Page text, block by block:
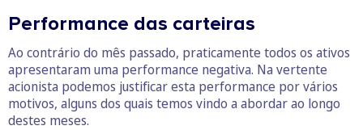
Performance das carteiras
Ao contrário do mês passado, praticamente todos os ativos
apresentaram uma performance negativa. Na vertente
acionista podemos justificar esta performance por vários
motivos, alguns dos quais temos vindo a abordar ao longo
destes meses.